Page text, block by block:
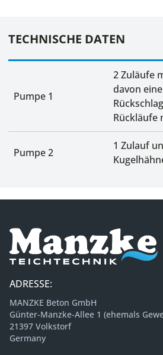
TECHNISCHE DATEN
Pumpe 1
2 Zuläufe
davon
Rückläufe
Pumpe 2
1 Zulauf
ADRESSE:
MANZKE Beton GmbH
Günter-Manzke-Allee 1 (ehemals
21397 Volkstorf
Germany